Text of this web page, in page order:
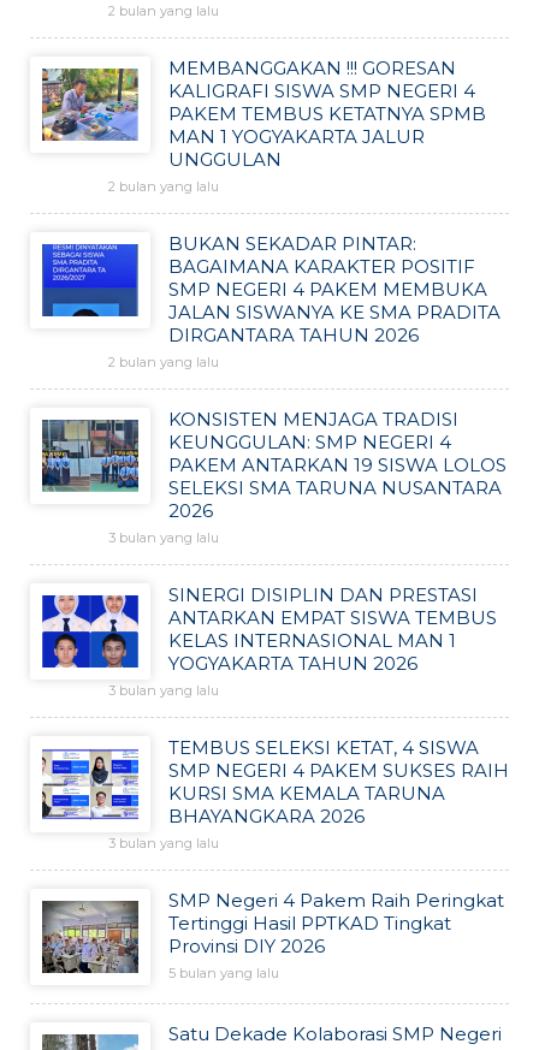
2 bulan yang lalu
MEMBANGGAKAN !!! GORESAN
KALIGRAFI SISWA SMP NEGERI 4
PAKEM TEMBUS KETATNYA SPMB
MAN 1 YOGYAKARTA JALUR
UNGGULAN
2 bulan yang lalu
BUKAN SEKADAR PINTAR:
BAGAIMANA KARAKTER POSITIF
SMP NEGERI 4 PAKEM MEMBUKA
JALAN SISWANYA KE SMA PRADITA
DIRGANTARA TAHUN 2026
2 bulan yang lalu
KONSISTEN MENJAGA TRADISI
KEUNGGULAN: SMP NEGERI 4
PAKEM ANTARKAN 19 SISWA LOLOS
SELEKSI SMA TARUNA NUSANTARA
2026
3 bulan yang lalu
SINERGI DISIPLIN DAN PRESTASI
ANTARKAN EMPAT SISWA TEMBUS
KELAS INTERNASIONAL MAN 1
YOGYAKARTA TAHUN 2026
3 bulan yang lalu
TEMBUS SELEKSI KETAT, 4 SISWA
SMP NEGERI 4 PAKEM SUKSES RAIH
KURSI SMA KEMALA TARUNA
BHAYANGKARA 2026
3 bulan yang lalu
SMP Negeri 4 Pakem Raih Peringkat
Tertinggi Hasil PPTKAD Tingkat
Provinsi DIY 2026
5 bulan yang lalu
Satu Dekade Kolaborasi SMP Negeri